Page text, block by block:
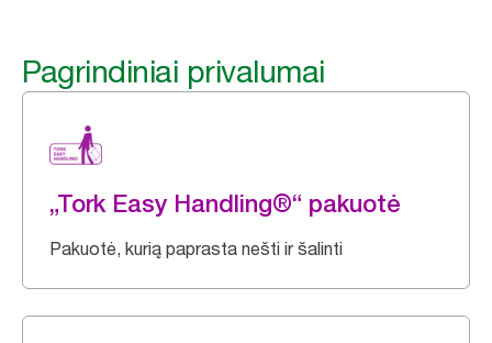
Pagrindiniai privalumai
„Tork Easy Handling®“ pakuotė
Pakuotė, kurią paprasta nešti ir šalinti